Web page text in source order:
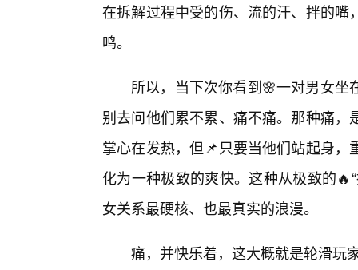
在拆解过程中受的伤、流的汗、拌的
鸣。
所以，当下次你看到🌸一对男女
别去问他们累不累、痛不痛。那种痛
掌心在发热，但📌只要当他们站起身
化为一种极致的爽快。这种从极致的
女关系最硬核、也最真实的浪漫。
痛，并快乐着，这大概就是轮滑玩